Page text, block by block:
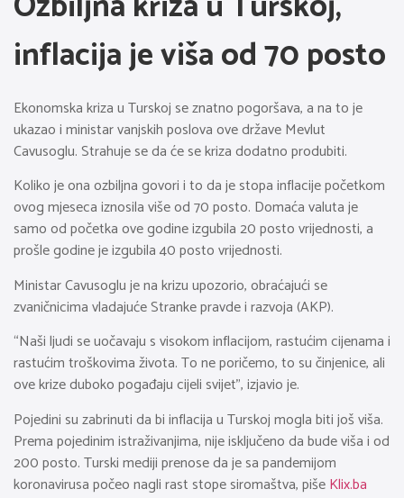
inflacija je viša od 70 posto
Ekonomska kriza u Turskoj se znatno pogoršava, a na to je
ukazao i ministar vanjskih poslova ove države Mevlut
Cavusoglu. Strahuje se da će se kriza dodatno produbiti.
Koliko je ona ozbiljna govori i to da je stopa inflacije početkom
ovog mjeseca iznosila više od 70 posto. Domaća valuta je
samo od početka ove godine izgubila 20 posto vrijednosti, a
prošle godine je izgubila 40 posto vrijednosti.
Ministar Cavusoglu je na krizu upozorio, obraćajući se
zvaničnicima vladajuće Stranke pravde i razvoja (AKP).
“Naši ljudi se uočavaju s visokom inflacijom, rastućim cijenama i
rastućim troškovima života. To ne poričemo, to su činjenice, ali
ove krize duboko pogađaju cijeli svijet”, izjavio je.
Pojedini su zabrinuti da bi inflacija u Turskoj mogla biti još viša.
Prema pojedinim istraživanjima, nije isključeno da bude viša i od
200 posto. Turski mediji prenose da je sa pandemijom
koronavirusa počeo nagli rast stope siromaštva, pišeKlix.ba